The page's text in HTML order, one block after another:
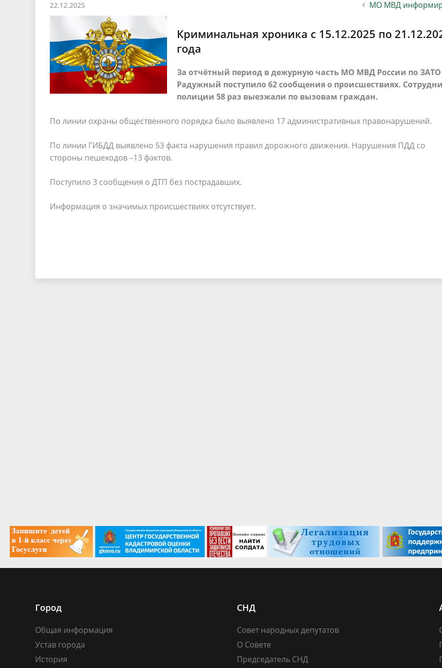
Песни о городе
Технопарковая зона
Градостроительная деятельность
Реализация Национальных
условий труда
Координационные и совещательные
органы
Противодействие коррупции
Результаты проверок
22.12.2025 МО МВД
Криминальная хроника с 15.12.2025 по
года
За отчётный период в дежурную часть МО МВД России по ЗАТО
Радужный поступило 62 сообщения о происшествиях.
полиции 58 раз выезжали по вызовам граждан.
По линии охраны общественного порядка было выявлено 17 административных правонарушений.
По линии ГИБДД выявлено 53 факта нарушения правил дорожного движения. Нарушения ПДД со
стороны пешеходов –13 фактов.
Поступило 3 сообщения о ДТП без пострадавших.
Информация о значимых происшествиях отсутствует.
Город
Общая информация
Устав города
История
СНД
Совет народных депутатов
О Совете
Председатель СНД